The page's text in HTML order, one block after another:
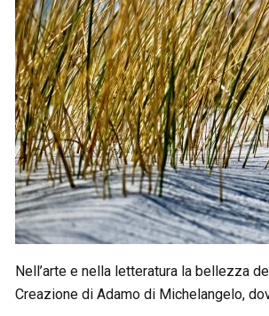
Nell’arte e nella letteratura la bellezza
Creazione di Adamo di Michelangelo,